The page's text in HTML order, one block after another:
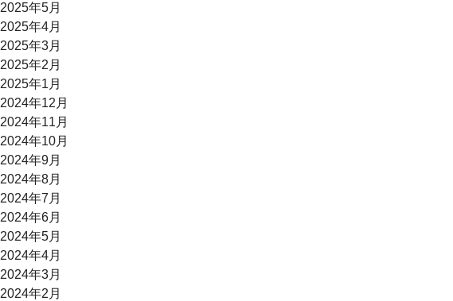
2025年5月
2025年4月
2025年3月
2025年2月
2025年1月
2024年12月
2024年11月
2024年10月
2024年9月
2024年8月
2024年7月
2024年6月
2024年5月
2024年4月
2024年3月
2024年2月